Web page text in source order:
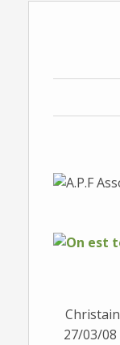
27/03/